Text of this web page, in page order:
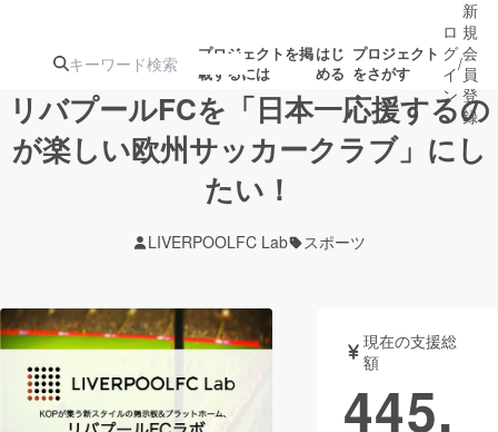
プロジェクトを掲
載するには
はじ
める
プロジェクト
をさがす
注目の新着プロ 募集終了が近いプ
テクノロジー・ガジェット
映像・映画 書籍・雑誌
ロ
グ
イ
ン
/
新
規
会
員
登
録
リバプールFCを「日本一応援するの
が楽しい欧州サッカークラブ」にし
たい！
LIVERPOOLFC Lab スポーツ
現在の支援総
額
445,